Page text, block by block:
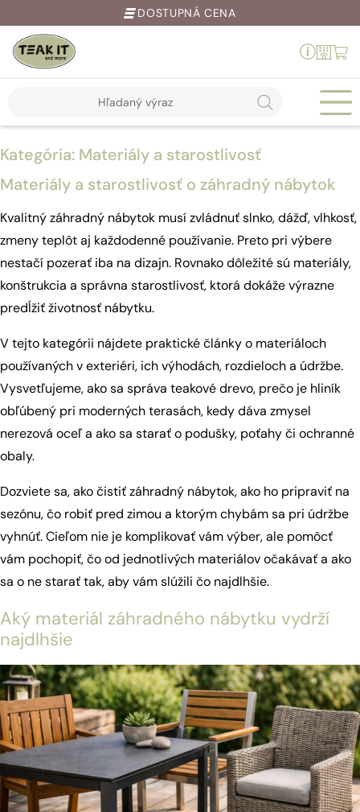
zum
Inhalt
RAKÚSKA SPOLOČNOSŤ
Kategória: Materiály a starostlivosť
Materiály a starostlivosť o záhradný nábytok
Kvalitný záhradný nábytok musí zvládnuť slnko, dážď, vlhkosť,
zmeny teplôt aj každodenné používanie. Preto pri výbere
nestačí pozerať iba na dizajn. Rovnako dôležité sú materiály,
konštrukcia a správna starostlivosť, ktorá dokáže výrazne
predĺžiť životnosť nábytku.
V tejto kategórii nájdete praktické články o materiáloch
používaných v exteriéri, ich výhodách, rozdieloch a údržbe.
Vysvetľujeme, ako sa správa teakové drevo, prečo je hliník
obľúbený pri moderných terasách, kedy dáva zmysel
nerezová oceľ a ako sa starať o podušky, poťahy či ochranné
obaly.
Dozviete sa, ako čistiť záhradný nábytok, ako ho pripraviť na
sezónu, čo robiť pred zimou a ktorým chybám sa pri údržbe
vyhnúť. Cieľom nie je komplikovať vám výber, ale pomôcť
vám pochopiť, čo od jednotlivých materiálov očakávať a ako
sa o ne starať tak, aby vám slúžili čo najdlhšie.
Aký materiál záhradného nábytku vydrží
najdlhšie